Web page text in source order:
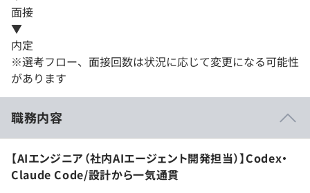
面接
▼
内定
※選考フロー、面接回数は状況に応じて変更になる可能性
があります
職務内容
【AIエンジニア（社内AIエージェント開発担当）】Codex・
Claude Code/設計から一気通貫